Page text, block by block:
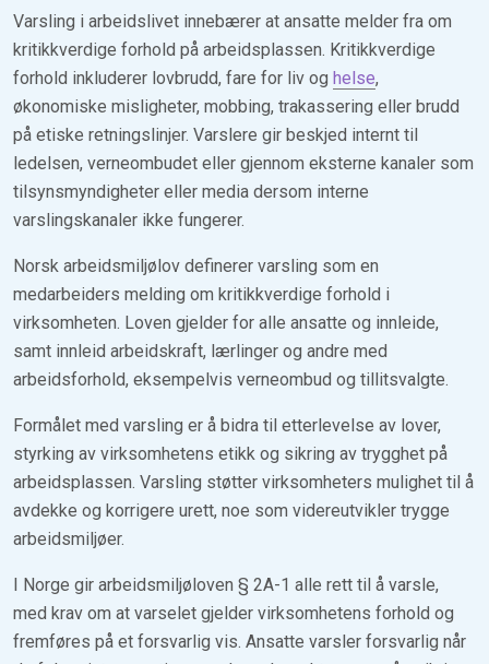
Varsling i arbeidslivet innebærer at ansatte melder fra om
kritikkverdige forhold på arbeidsplassen. Kritikkverdige
forhold inkluderer lovbrudd, fare for liv og helse,
økonomiske misligheter, mobbing, trakassering eller brudd
på etiske retningslinjer. Varslere gir beskjed internt til
ledelsen, verneombudet eller gjennom eksterne kanaler som
tilsynsmyndigheter eller media dersom interne
varslingskanaler ikke fungerer.
Norsk arbeidsmiljølov definerer varsling som en
medarbeiders melding om kritikkverdige forhold i
virksomheten. Loven gjelder for alle ansatte og innleide,
samt innleid arbeidskraft, lærlinger og andre med
arbeidsforhold, eksempelvis verneombud og tillitsvalgte.
Formålet med varsling er å bidra til etterlevelse av lover,
styrking av virksomhetens etikk og sikring av trygghet på
arbeidsplassen. Varsling støtter virksomheters mulighet til å
avdekke og korrigere urett, noe som videreutvikler trygge
arbeidsmiljøer.
I Norge gir arbeidsmiljøloven § 2A-1 alle rett til å varsle,
med krav om at varselet gjelder virksomhetens forhold og
fremføres på et forsvarlig vis. Ansatte varsler forsvarlig når